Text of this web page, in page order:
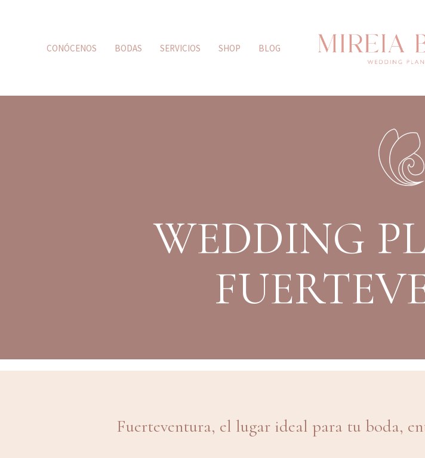
CONÓCENOS BODAS SERVICIOS SHOP BLOG
WEDDING
Fuerteventura, el lugar ideal para tu boda,